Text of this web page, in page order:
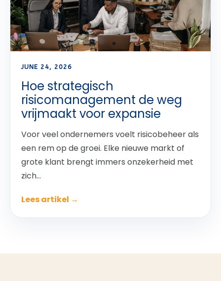
JUNE 24, 2026
Hoe strategisch
risicomanagement de weg
vrijmaakt voor expansie
Voor veel ondernemers voelt risicobeheer als
een rem op de groei. Elke nieuwe markt of
grote klant brengt immers onzekerheid met
zich...
Lees artikel →